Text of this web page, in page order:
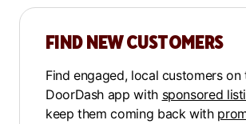
FIND NEW CUSTOMERS
Find engaged, local customers on
DoorDash app with sponsored
keep them coming back with